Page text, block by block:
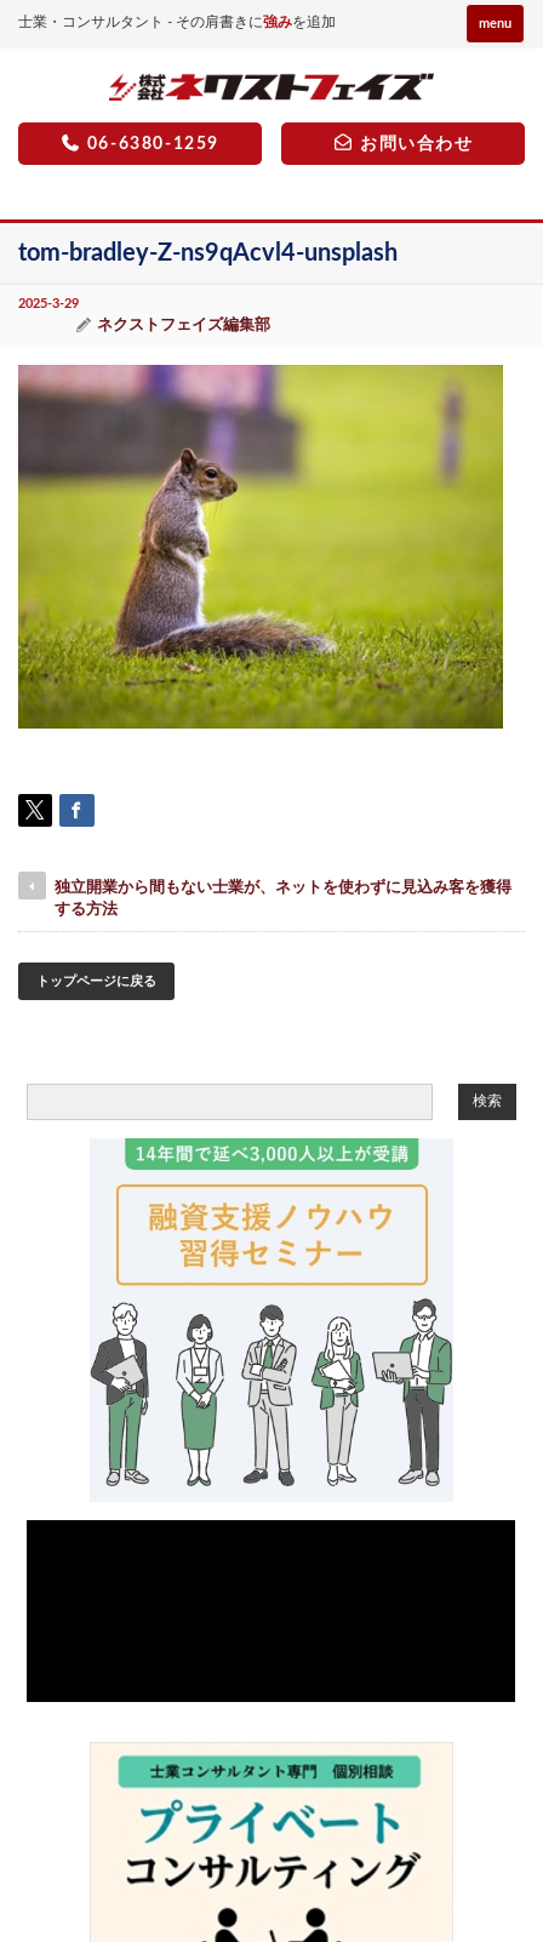
士業・コンサルタント - その肩書きに強みを追加 menu
06-6380-1259 お問い合わせ
tom-bradley-Z-ns9qAcvl4-unsplash
2025-3-29
ネクストフェイズ編集部
独立開業から間もない士業が、ネットを使わずに見込み客を獲得
する方法
トップページに戻る